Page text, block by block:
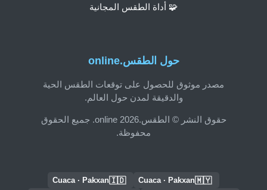
حول الطقس.online
مصدر موثوق للحصول على توقعات الطقس الحية
والدقيقة لمدن حول العالم.
حقوق النشر © الطقس.online 2026. جميع الحقوق
محفوظة.
🧩 أداة الطقس المجانية
🇲🇾
Cuaca · Pakxan
🇮🇩
Cuaca · Pakxan